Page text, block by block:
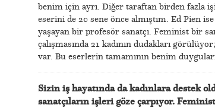
benim için ayrı. Diğer taraftan birden fazla
eserini de 20 sene önce almıştım. Ed Pien
yaşayan bir profesör sanatçı. Feminist bir
çalışmasında 21 kadının dudakları
var. Bu eserlerin tamamının benim
Sizin iş hayatında da kadınlara destek
sanatçıların işleri göze çarpıyor.